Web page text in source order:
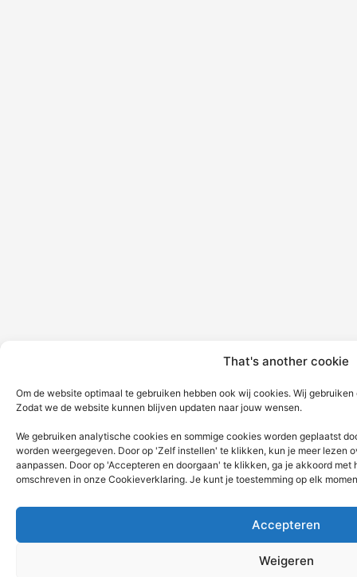
That's another cookie
Om de website optimaal te gebruiken hebben ook wij cookies. Wij
Zodat we de website kunnen blijven updaten naar jouw wensen.
We gebruiken analytische cookies en sommige cookies worden geplaatst
worden weergegeven. Door op 'Zelf instellen' te klikken, kun je meer lezen
aanpassen. Door op 'Accepteren en doorgaan' te klikken, ga je akkoord
omschreven in onze Cookieverklaring. Je kunt je toestemming op elk
Accepteren
Weigeren